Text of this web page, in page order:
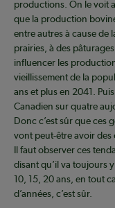
productions. On le voit
que la production
entre autres à cause de
prairies, à des
influencer les
vieillissement de la
ans et plus en 2041.
Canadien sur quatre
Donc c’est sûr que ces
vont peut-être avoir des
Il faut observer ces
disant qu’il va toujours
10, 15, 20 ans, en tout
d’années, c’est sûr.